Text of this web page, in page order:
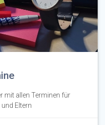
mit allen Terminen für
Eltern